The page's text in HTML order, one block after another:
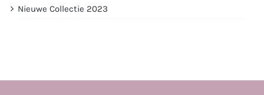
Nieuwe Collectie 2023